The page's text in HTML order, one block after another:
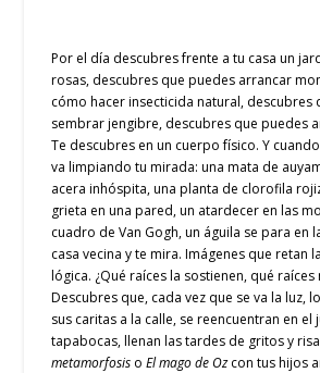
Por el día descubres frente a tu casa un
rosas, descubres que puedes arrancar
cómo hacer insecticida natural, descubres
sembrar jengibre, descubres que puedes
Te descubres en un cuerpo físico. Y
va limpiando tu mirada: una mata de
acera inhóspita, una planta de clorofila
grieta en una pared, un atardecer en las
cuadro de Van Gogh, un águila se para en
casa vecina y te mira. Imágenes que retan
lógica. ¿Qué raíces la sostienen, qué raíces
Descubres que, cada vez que se va la luz,
sus caritas a la calle, se reencuentran en el
tapabocas, llenan las tardes de gritos y
metamorfosis oEl mago de Ozcon tus hijos